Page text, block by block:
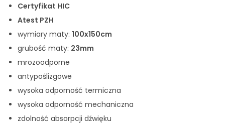
Certyfikat HIC
Atest PZH
wymiary maty: 100x150cm
grubość maty: 23mm
mrozoodporne
antypoślizgowe
wysoka odporność termiczna
wysoka odporność mechaniczna
zdolność absorpcji dźwięku